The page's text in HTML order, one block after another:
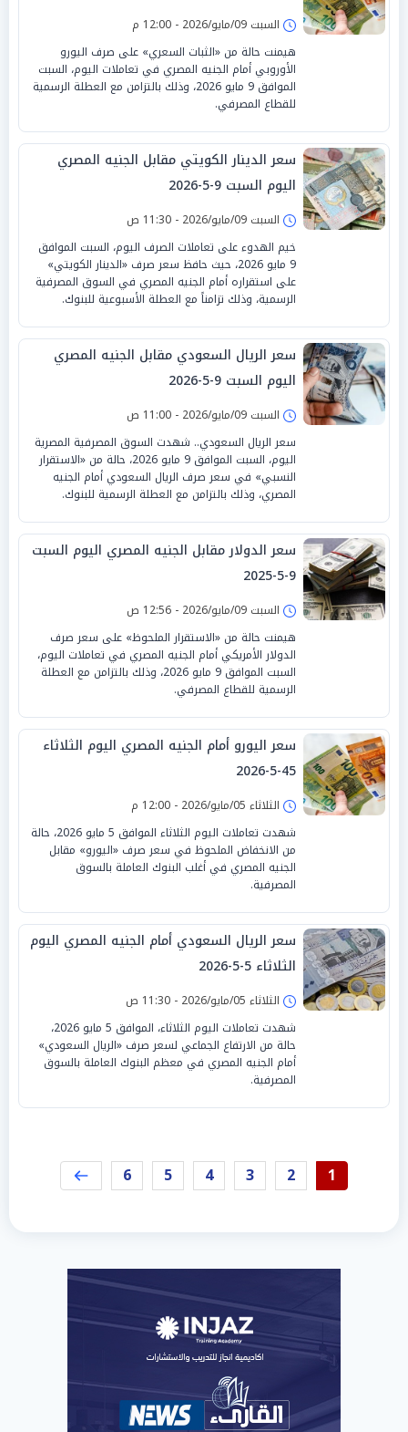
السبت 09/مايو/2026 - 12:00 م
هيمنت حالة من «الثبات السعري» على صرف اليورو
الأوروبي أمام الجنيه المصري في تعاملات اليوم، السبت
الموافق 9 مايو 2026، وذلك بالتزامن مع العطلة الرسمية
للقطاع المصرفي.
سعر الدينار الكويتي مقابل الجنيه المصري
اليوم السبت 9-5-2026
السبت 09/مايو/2026 - 11:30 ص
خيم الهدوء على تعاملات الصرف اليوم، السبت الموافق
9 مايو 2026، حيث حافظ سعر صرف «الدينار الكويتي»
على استقراره أمام الجنيه المصري في السوق المصرفية
الرسمية، وذلك تزامناً مع العطلة الأسبوعية للبنوك.
سعر الريال السعودي مقابل الجنيه المصري
اليوم السبت 9-5-2026
السبت 09/مايو/2026 - 11:00 ص
سعر الريال السعودي.. شهدت السوق المصرفية المصرية
اليوم، السبت الموافق 9 مايو 2026، حالة من «الاستقرار
النسبي» في سعر صرف الريال السعودي أمام الجنيه
المصري، وذلك بالتزامن مع العطلة الرسمية للبنوك.
سعر الدولار مقابل الجنيه المصري اليوم السبت
9-5-2025
السبت 09/مايو/2026 - 12:56 ص
هيمنت حالة من «الاستقرار الملحوظ» على سعر صرف
الدولار الأمريكي أمام الجنيه المصري في تعاملات اليوم،
السبت الموافق 9 مايو 2026، وذلك بالتزامن مع العطلة
الرسمية للقطاع المصرفي.
سعر اليورو أمام الجنيه المصري اليوم الثلاثاء
45-5-2026
الثلاثاء 05/مايو/2026 - 12:00 م
شهدت تعاملات اليوم الثلاثاء الموافق 5 مايو 2026، حالة
من الانخفاض الملحوظ في سعر صرف «اليورو» مقابل
الجنيه المصري في أغلب البنوك العاملة بالسوق
المصرفية.
سعر الريال السعودي أمام الجنيه المصري اليوم
الثلاثاء 5-5-2026
الثلاثاء 05/مايو/2026 - 11:30 ص
شهدت تعاملات اليوم الثلاثاء، الموافق 5 مايو 2026،
حالة من الارتفاع الجماعي لسعر صرف «الريال السعودي»
أمام الجنيه المصري في معظم البنوك العاملة بالسوق
المصرفية.
1
2
3
4
5
6